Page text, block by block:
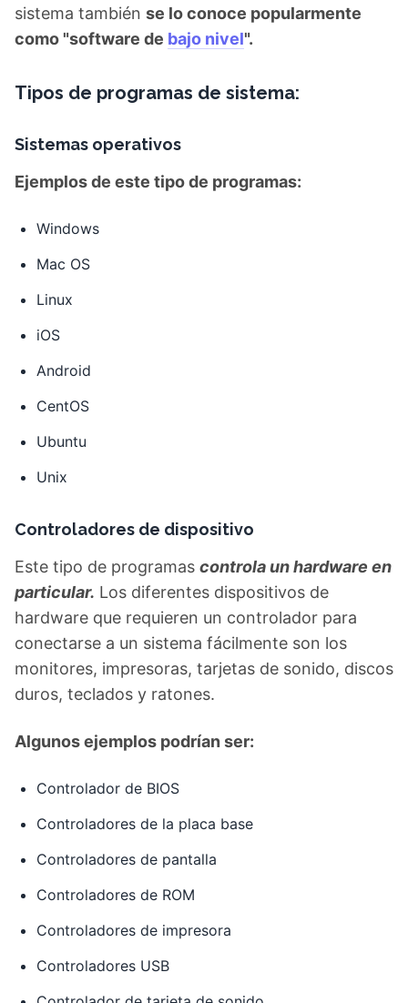
como "software de
bajo nivel ".
Tipos de programas de sistema:
Sistemas operativos
Ejemplos de este tipo de programas:
Controladores de dispositivo
Este tipo de programas
particular.
Los diferentes dispositivos de
hardware que requieren un controlador para
conectarse a un sistema fácilmente son los
monitores, impresoras, tarjetas de sonido, discos
duros, teclados y ratones.
Algunos ejemplos podrían ser: